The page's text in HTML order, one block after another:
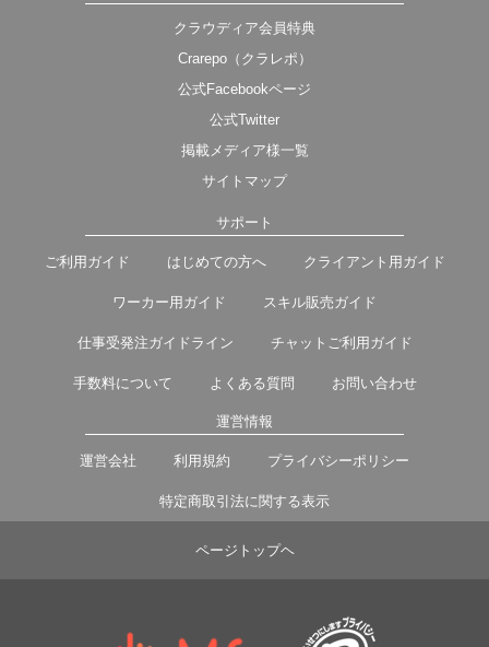
クラウディア会員特典
Crarepo（クラレポ）
公式Facebookページ
公式Twitter
掲載メディア様一覧
サイトマップ
サポート
ご利用ガイド はじめての方へ クライアント用ガイド
ワーカー用ガイド スキル販売ガイド
仕事受発注ガイドライン チャットご利用ガイド
手数料について よくある質問 お問い合わせ
運営情報
運営会社 利用規約 プライバシーポリシー
特定商取引法に関する表示
ページトップヘ